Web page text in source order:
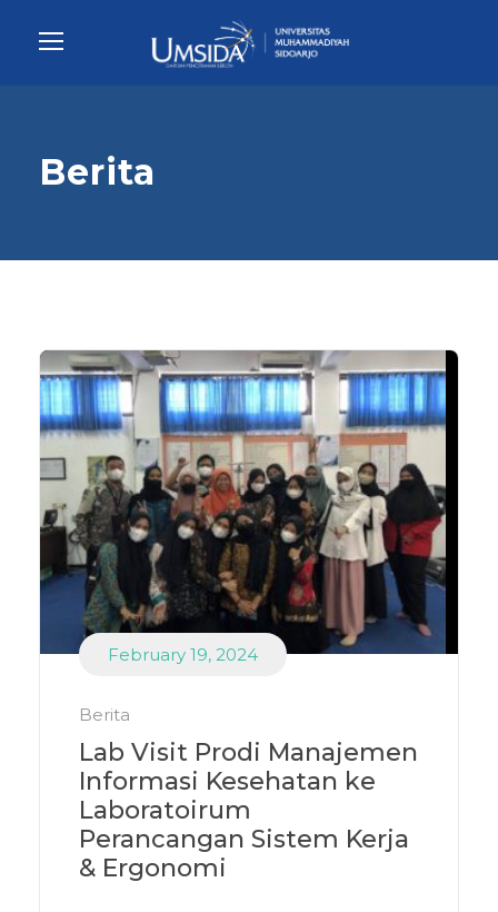
Berita
February 19, 2024
Berita
Lab Visit Prodi Manajemen
Informasi Kesehatan ke
Laboratoirum
Perancangan Sistem Kerja
& Ergonomi